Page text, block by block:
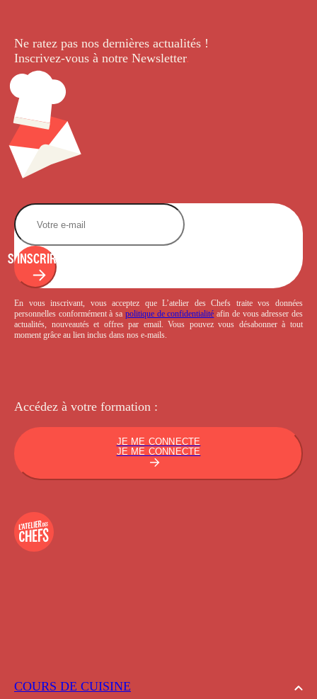
COURS DE CUISINE
Ne ratez pas nos dernières actualités !
Inscrivez-vous à notre Newsletter.
S'INSCRIRE
En vous inscrivant, vous acceptez que L’atelier des Chefs traite vos données
personnelles conformément à sa politique de confidentialité afin de vous adresser des
actualités, nouveautés et offres par email. Vous pouvez vous désabonner à tout
moment grâce au lien inclus dans nos e-mails.
Accédez à votre formation :
JE ME CONNECTE
JE ME CONNECTE